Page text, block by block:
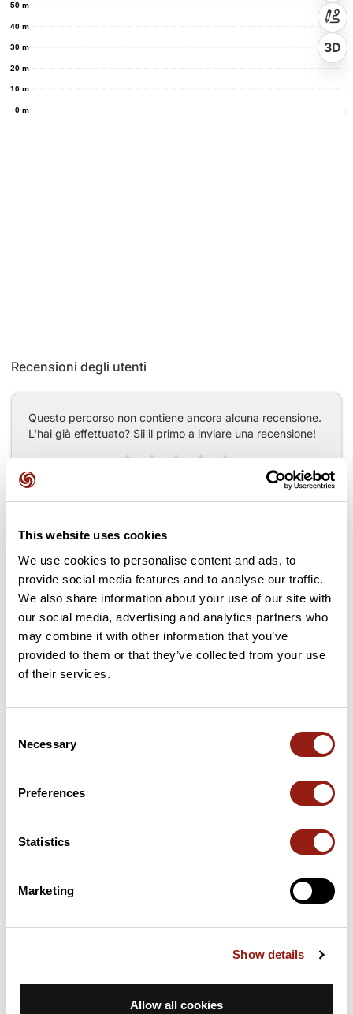
This website uses cookies
We use cookies to personalise content and ads, to
provide social media features and to analyse our traffic.
We also share information about your use of our site with
our social media, advertising and analytics partners who
may combine it with other information that you’ve
provided to them or that they’ve collected from your use
of their services.
Selection
Necessary
Preferences
Statistics
Marketing
Show details
Allow all cookies
0 m
10 m
20 m
30 m
40 m
50 m
3D
Recensioni degli utenti
Questo percorso non contiene ancora alcuna recensione.
L'hai già effettuato? Sii il primo a inviare una recensione!
Aggiungi una recensione
Passi lungo il percorso
11 km Bocca a Serna 696 m
18 km Col de Prato 985 m
Scopri questo percorso in bicicletta di 95,7 km vicino a
Castello-di-Rostino. Questo percorso si snoda esclusivamente
Prevedi circa 4 ore e 53 minuti per completare questo percorso.
Ultimo aggiornamento della scheda percorso: 19 marzo 2025, 14:26:13.